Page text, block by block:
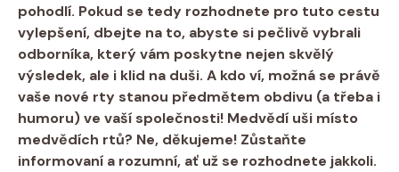
pohodlí. Pokud se tedy rozhodnete pro tuto cestu
vylepšení, dbejte na to, abyste si pečlivě vybrali
odborníka, který vám poskytne nejen skvělý
výsledek, ale i klid na duši. A kdo ví, možná se právě
vaše nové rty stanou předmětem obdivu (a třeba i
humoru) ve vaší společnosti! Medvědí uši místo
medvědích rtů? Ne, děkujeme! Zůstaňte
informovaní a rozumní, ať už se rozhodnete jakkoli.